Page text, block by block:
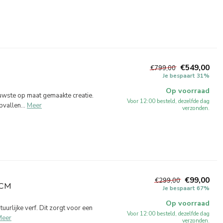
op maat gemaakte creatie.
Meer
€799,00 €549,00
Je bespaart 31%
Op voorraad
Voor 12:00 besteld, dezelfde dag
verzonden.
verf. Dit zorgt voor een
€299,00 €99,00
Je bespaart 67%
Op voorraad
Voor 12:00 besteld, dezelfde dag
verzonden.